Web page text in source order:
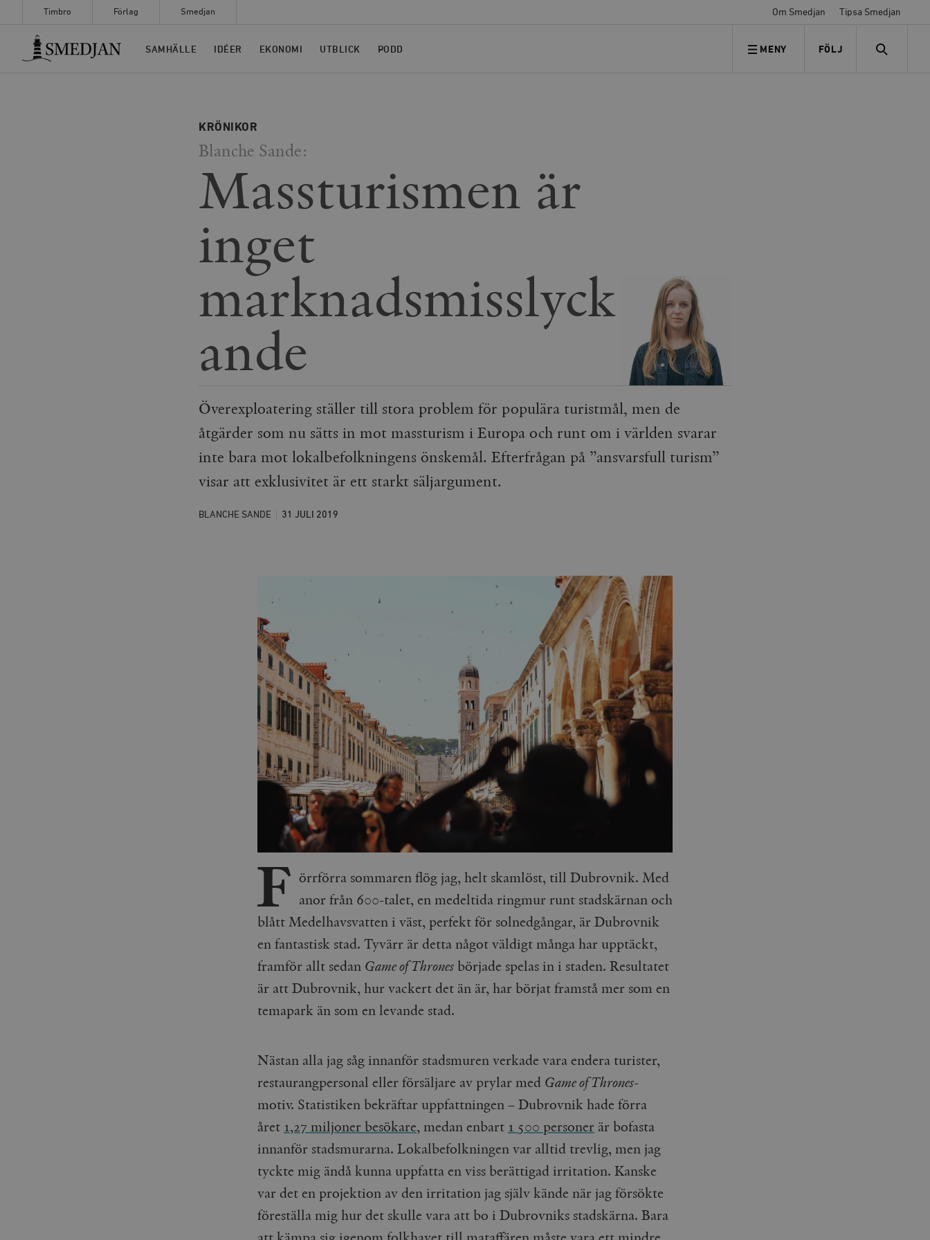
Timbro Förlag Smedjan Om Smedjan Tipsa Smedjan
Timbro
SAMHÄLLE IDÉER EKONOMI UTBLICK PODD MENY FÖLJ
FÖLJ OSS SEARCH
KRÖNIKOR
Blanche Sande:
Massturismen är
inget
marknadsmisslyck
ande
Överexploatering ställer till stora problem för populära turistmål, men de
åtgärder som nu sätts in mot massturism i Europa och runt om i världen svarar
inte bara mot lokalbefolkningens önskemål. Efterfrågan på ”ansvarsfull turism”
visar att exklusivitet är ett starkt säljargument.
BLANCHE SANDE 31 JULI 2019
F örrförra sommaren flög jag, helt skamlöst, till Dubrovnik. Med
anor från 600-talet, en medeltida ringmur runt stadskärnan och
blått Medelhavsvatten i väst, perfekt för solnedgångar, är Dubrovnik
en fantastisk stad. Tyvärr är detta något väldigt många har upptäckt,
framför allt sedan Game of Thrones började spelas in i staden. Resultatet
är att Dubrovnik, hur vackert det än är, har börjat framstå mer som en
temapark än som en levande stad.
Nästan alla jag såg innanför stadsmuren verkade vara endera turister,
restaurangpersonal eller försäljare av prylar med Game of Thrones-
motiv. Statistiken bekräftar uppfattningen – Dubrovnik hade förra
året 1,27 miljoner besökare, medan enbart 1 500 personer är bofasta
innanför stadsmurarna. Lokalbefolkningen var alltid trevlig, men jag
tyckte mig ändå kunna uppfatta en viss berättigad irritation. Kanske
var det en projektion av den irritation jag själv kände när jag försökte
föreställa mig hur det skulle vara att bo i Dubrovniks stadskärna. Bara